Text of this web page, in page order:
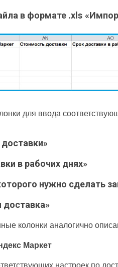
в формате .xls
для ввода
в рабочих днях»
нужно сделать
доставка»
колонки аналогично
Маркет
настроек по